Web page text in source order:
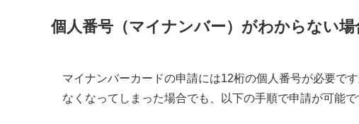
個人番号（マイナンバー）がわからない場
マイナンバーカードの申請には12桁の個人番号が必要で
なくなってしまった場合でも、以下の手順で申請が可能で